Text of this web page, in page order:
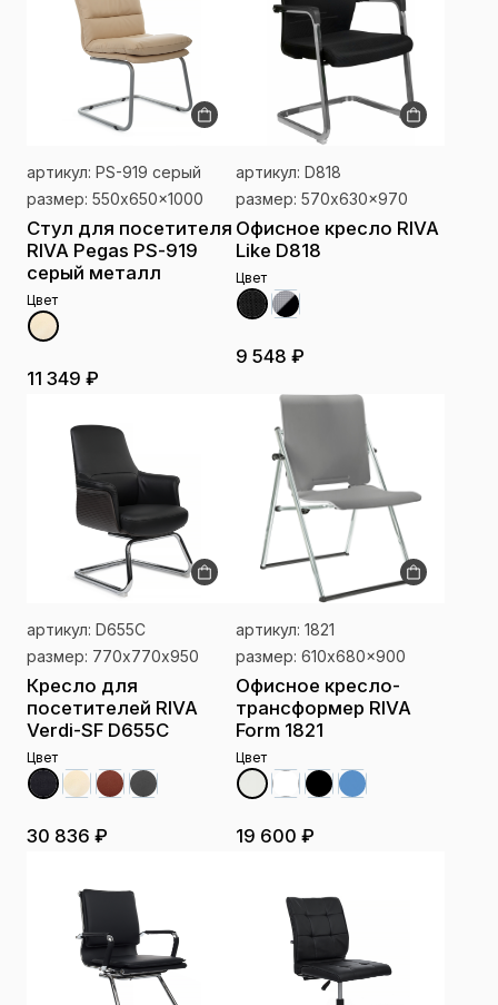
артикул: PS-919 серый
размер: 550x650x1000
Стул для посетителя
RIVA Pegas PS-919
серый металл
Цвет
11 349 ₽
артикул: D818
размер: 570x630x970
Офисное кресло RIVA
Like D818
Цвет
9 548 ₽
артикул: D655C
размер: 770х770х950
Кресло для
посетителей RIVA
Verdi-SF D655C
Цвет
30 836 ₽
артикул: 1821
размер: 610x680x900
Офисное кресло-
трансформер RIVA
Form 1821
Цвет
19 600 ₽